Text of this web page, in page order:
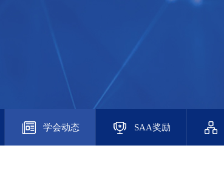
学会动态 SAA奖励